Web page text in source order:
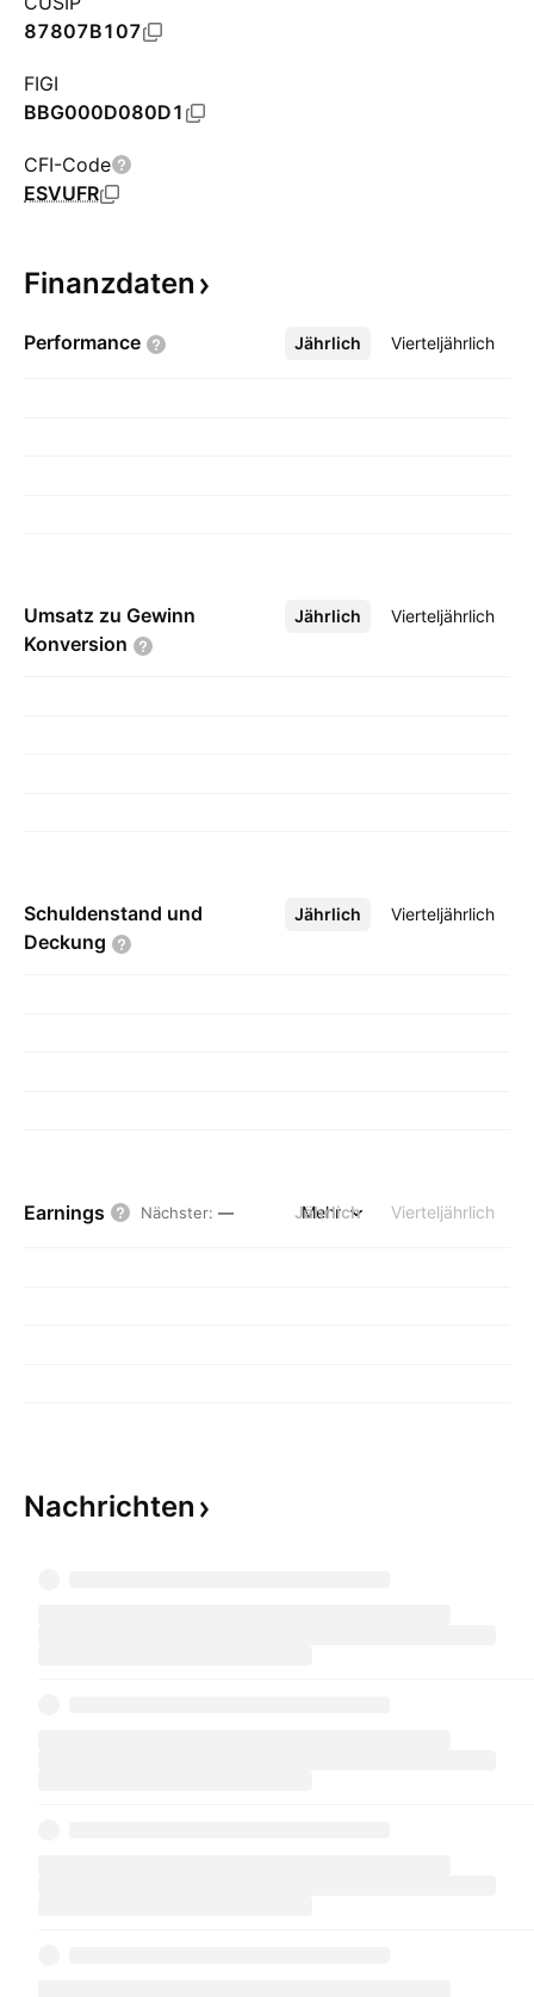
87807B107
FIGI
BBG000D080D1
CFI-Code
ESVUFR
Finanzdaten
Performance Jährlich Vierteljährlich
Mehr
Umsatz zu Gewinn
Konversion
Jährlich Vierteljährlich
Mehr
Schuldenstand und
Deckung
Jährlich Vierteljährlich
Mehr
Earnings Nächster: — Jährlich Vierteljährlich
Mehr
Nachrichten